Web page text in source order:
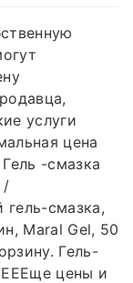
услуги
цена
-смазка
/
смазка,
Maral Gel, 50
Гель-
цены и